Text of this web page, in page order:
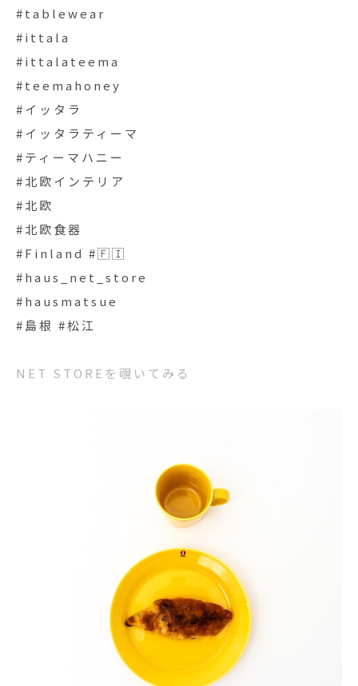
#tablewear
#ittala
#ittalateema
#teemahoney
#イッタラ
#イッタラティーマ
#ティーマハニー
#北欧インテリア
#北欧
#北欧食器
#Finland #🇫🇮
#haus_net_store
#hausmatsue
#島根 #松江
NET STOREを覗いてみる